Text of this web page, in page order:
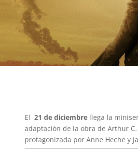
El 21 de diciembrellega la
adaptación de la obra de Arthur C.
protagonizada por Anne Heche y